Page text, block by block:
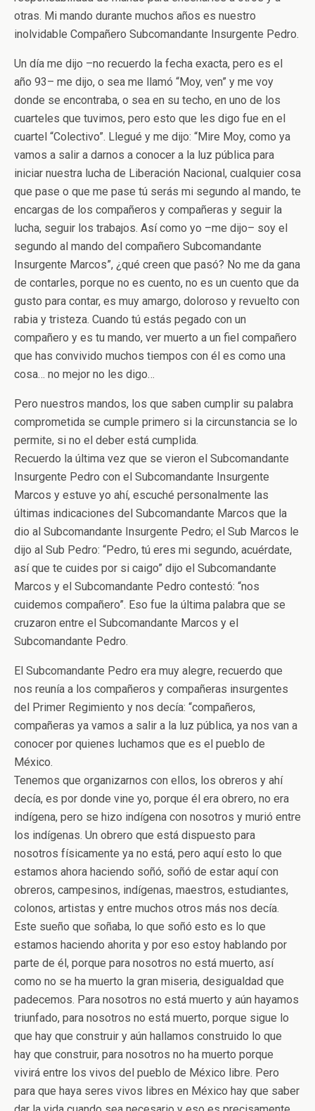
otras. Mi mando durante muchos años es nuestro
inolvidable Compañero Subcomandante Insurgente Pedro.
Un día me dijo –no recuerdo la fecha exacta, pero es el
año 93– me dijo, o sea me llamó “Moy, ven” y me voy
donde se encontraba, o sea en su techo, en uno de los
cuarteles que tuvimos, pero esto que les digo fue en el
cuartel “Colectivo”. Llegué y me dijo: “Mire Moy, como ya
vamos a salir a darnos a conocer a la luz pública para
iniciar nuestra lucha de Liberación Nacional, cualquier cosa
que pase o que me pase tú serás mi segundo al mando, te
encargas de los compañeros y compañeras y seguir la
lucha, seguir los trabajos. Así como yo –me dijo– soy el
segundo al mando del compañero Subcomandante
Insurgente Marcos”, ¿qué creen que pasó? No me da gana
de contarles, porque no es cuento, no es un cuento que da
gusto para contar, es muy amargo, doloroso y revuelto con
rabia y tristeza. Cuando tú estás pegado con un
compañero y es tu mando, ver muerto a un fiel compañero
que has convivido muchos tiempos con él es como una
cosa… no mejor no les digo…
Pero nuestros mandos, los que saben cumplir su palabra
comprometida se cumple primero si la circunstancia se lo
permite, si no el deber está cumplida.
Recuerdo la última vez que se vieron el Subcomandante
Insurgente Pedro con el Subcomandante Insurgente
Marcos y estuve yo ahí, escuché personalmente las
últimas indicaciones del Subcomandante Marcos que la
dio al Subcomandante Insurgente Pedro; el Sub Marcos le
dijo al Sub Pedro: “Pedro, tú eres mi segundo, acuérdate,
así que te cuides por si caigo” dijo el Subcomandante
Marcos y el Subcomandante Pedro contestó: “nos
cuidemos compañero”. Eso fue la última palabra que se
cruzaron entre el Subcomandante Marcos y el
Subcomandante Pedro.
El Subcomandante Pedro era muy alegre, recuerdo que
nos reunía a los compañeros y compañeras insurgentes
del Primer Regimiento y nos decía: “compañeros,
compañeras ya vamos a salir a la luz pública, ya nos van a
conocer por quienes luchamos que es el pueblo de
México.
Tenemos que organizarnos con ellos, los obreros y ahí
decía, es por donde vine yo, porque él era obrero, no era
indígena, pero se hizo indígena con nosotros y murió entre
los indígenas. Un obrero que está dispuesto para
nosotros físicamente ya no está, pero aquí esto lo que
estamos ahora haciendo soñó, soñó de estar aquí con
obreros, campesinos, indígenas, maestros, estudiantes,
colonos, artistas y entre muchos otros más nos decía.
Este sueño que soñaba, lo que soñó esto es lo que
estamos haciendo ahorita y por eso estoy hablando por
parte de él, porque para nosotros no está muerto, así
como no se ha muerto la gran miseria, desigualdad que
padecemos. Para nosotros no está muerto y aún hayamos
triunfado, para nosotros no está muerto, porque sigue lo
que hay que construir y aún hallamos construido lo que
hay que construir, para nosotros no ha muerto porque
vivirá entre los vivos del pueblo de México libre. Pero
para que haya seres vivos libres en México hay que saber